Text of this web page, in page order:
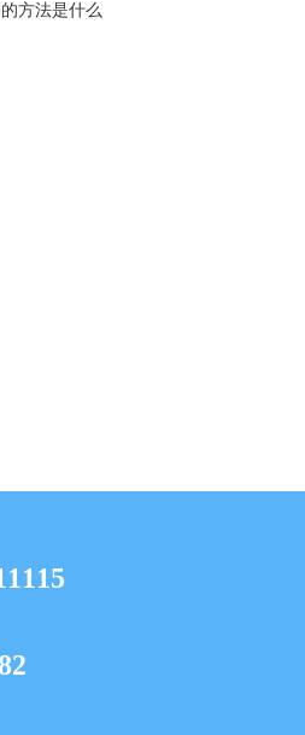
方法是什么